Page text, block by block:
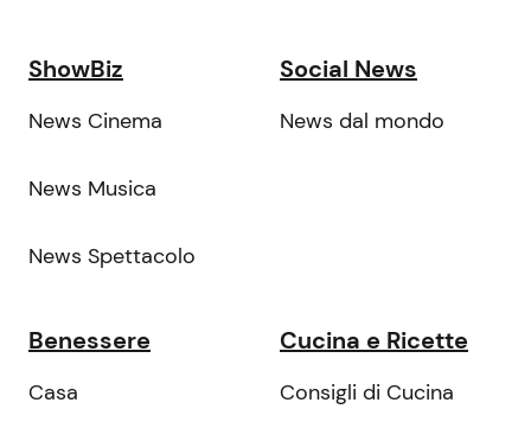
ShowBiz
News Cinema
News Musica
News Spettacolo
Social News
News dal mondo
Benessere
Casa
Cucina e Ricette
Consigli di Cucina